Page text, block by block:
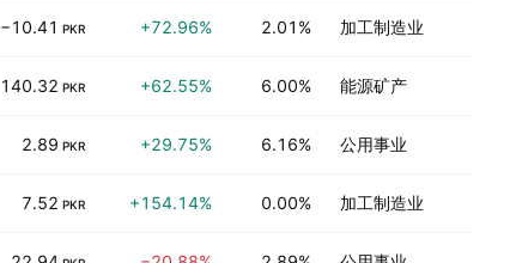
−10.41 PKR +72.96% 2.01% 加工制造业
140.32 PKR +62.55% 6.00% 能源矿产
2.89 PKR +29.75% 6.16% 公用事业
7.52 PKR +154.14% 0.00% 加工制造业